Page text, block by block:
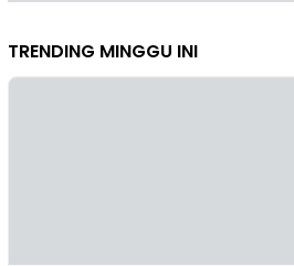
TRENDING MINGGU INI